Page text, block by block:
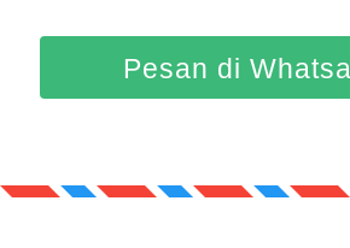
Pesan di